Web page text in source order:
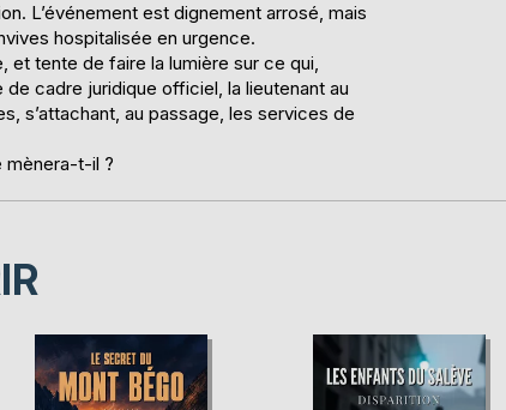
L’événement est dignement arrosé, mais
hospitalisée en urgence.
et tente de faire la lumière sur ce qui,
cadre juridique officiel, la lieutenant au
s’attachant, au passage, les services de
mènera-t-il ?